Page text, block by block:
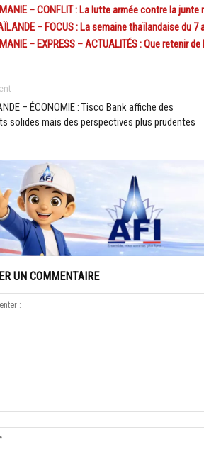
– CONFLIT : La lutte armée contre la
– FOCUS : La semaine thaïlandaise du
– EXPRESS – ACTUALITÉS : Que retenir
– ÉCONOMIE : Tisco Bank affiche des
solides mais des perspectives plus prudentes
UN COMMENTAIRE